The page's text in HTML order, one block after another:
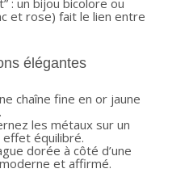
et rose) fait le lien entre
élégantes
chaîne fine en or jaune
les métaux sur un
équilibré.
dorée à côté d’une
et affirmé.